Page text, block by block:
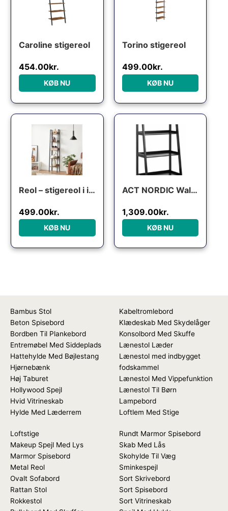
Caroline stigereol
454.00kr.
KØB NU
Torino stigereol
499.00kr.
KØB NU
Reol – stigereol i industrielt design – rustik brun 170 x 30 x 34 – Reoler og hylder > Reoler – gulvreoler og stuereoler – Daily-Living
499.00kr.
KØB NU
ACT NORDIC Wally reol, m. trappeform og 5 hylder – sort MDF
1,309.00kr.
KØB NU
Bambus Stol
Beton Spisebord
Bordben Til Plankebord
Entremøbel Med Siddeplads
Hattehylde Med Bøjlestang
Hjørnebænk
Høj Taburet
Hollywood Spejl
Hvid Vitrineskab
Hylde Med Læderrem
Kabeltromlebord
Klædeskab Med Skydelåger
Konsolbord Med Skuffe
Lænestol Læder
Lænestol med indbygget
fodskammel
Lænestol Med Vippefunktion
Lænestol Til Børn
Lampebord
Loftlem Med Stige
Loftstige
Makeup Spejl Med Lys
Marmor Spisebord
Metal Reol
Ovalt Sofabord
Rattan Stol
Rokkestol
Rundt Marmor Spisebord
Skab Med Lås
Skohylde Til Væg
Sminkespejl
Sort Skrivebord
Sort Spisebord
Sort Vitrineskab